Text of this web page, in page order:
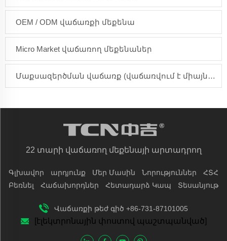
OEM / ODM վաճառքի մեքենա
Micro Market վաճառող մեքենաներ
Մաքսազերծման վաճառք (վաճառվում է միայն Ասիայի տարածաշրջանում)
22 տարի վաճառող մեքենայի արտադրող
Գլխավոր արդյունք Մեր Մասին Նորություններ
ՀՏՀ
Բեռնել
Հաճախորդներ Հետադարձ Կապ Տեսանյութ
Վաճառքի թեժ գիծ +86-731-87101005
[էլեկտրոնային փոստով պաշտպանված]